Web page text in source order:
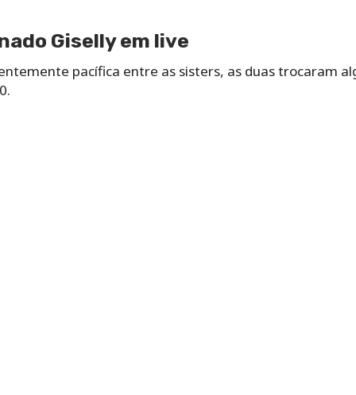
Giselly em live
pacífica entre as sisters, as duas trocaram